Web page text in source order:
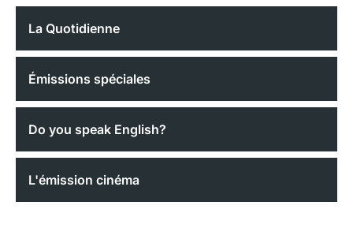
La Quotidienne
Émissions spéciales
Do you speak English?
L'émission cinéma